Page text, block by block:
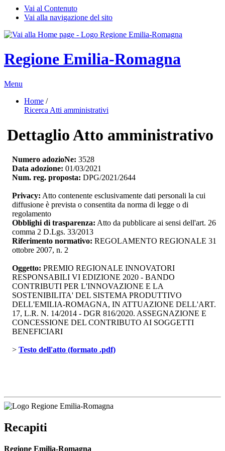
Vai al Contenuto
Vai alla navigazione del sito
Regione Emilia-Romagna
Menu
Home /
Ricerca Atti amministrativi
Dettaglio Atto amministrativo
Numero adozioNe: 3528
Data adozione: 01/03/2021
Num. reg. proposta: DPG/2021/2644
Privacy: Atto contenente esclusivamente dati personali la cui
diffusione è prevista o consentita da norma di legge o di
regolamento
Obblighi di trasparenza: Atto da pubblicare ai sensi dell'art. 26
comma 2 D.Lgs. 33/2013
Riferimento normativo: REGOLAMENTO REGIONALE 31
ottobre 2007, n. 2
Oggetto: PREMIO REGIONALE INNOVATORI
RESPONSABILI VI EDIZIONE 2020 - BANDO
CONTRIBUTI PER L'INNOVAZIONE E LA
SOSTENIBILITA' DEL SISTEMA PRODUTTIVO
DELL'EMILIA-ROMAGNA, IN ATTUAZIONE DELL'ART.
17, L.R. N. 14/2014 - DGR 816/2020. ASSEGNAZIONE E
CONCESSIONE DEL CONTRIBUTO AI SOGGETTI
BENEFICIARI
> Testo dell'atto (formato .pdf)
Recapiti
Regione Emilia-Romagna